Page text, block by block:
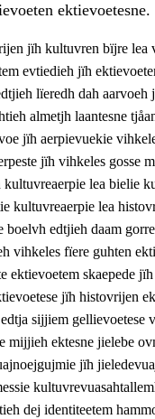
aarvoevåarome
jïh kulturellen gellievoete
ussjedimmie jïh etihkeles
krööhkestidh jïh
jïh meatanårrome
ektievoetesne.
jïh kultuvren bïjre lea
evtiedieh jïh
lïeredh dah aarvoeh
almetjh laantesne
jïh aerpievuekie
jïh vihkeles gosse
kultuvreaerpie lea bielie
kultuvreaerpie lea
boelvh edtjieh daam
vihkeles fïere guhten
ektievoetem skaepede
jïh histovrijen
sijjiem gellievoetese
mijjieh ektesne jielebe
jïh
dej identiteetem